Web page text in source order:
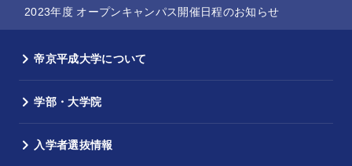
2023年度 オープンキャンパス開催日程のお知らせ
帝京平成大学について
学部・大学院
入学者選抜情報